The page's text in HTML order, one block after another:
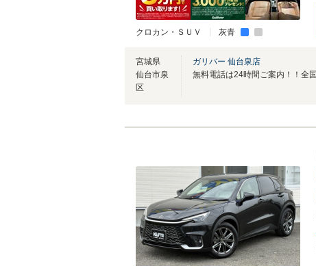
クロカン・ＳＵＶ 灰青
宮城県
仙台市泉
区
ガリバー 仙台泉店